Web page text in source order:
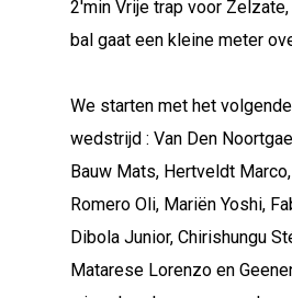
2'min Vrije trap voor
bal gaat een kleine meter
We starten met het
wedstrijd : Van Den
Bauw Mats, Hertveldt
Romero Oli, Mariën Yoshi,
Dibola Junior, Chirishungu
Matarese Lorenzo en